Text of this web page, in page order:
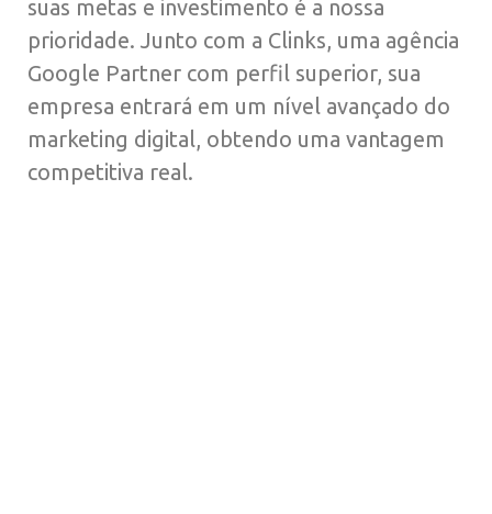
suas metas e investimento é a nossa
prioridade. Junto com a Clinks, uma agência
Google Partner com perfil superior, sua
empresa entrará em um nível avançado do
marketing digital, obtendo uma vantagem
competitiva real.